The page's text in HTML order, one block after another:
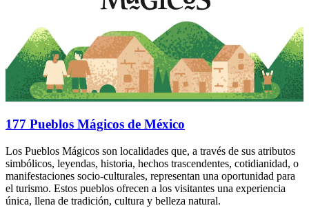
177 Pueblos Mágicos de México
Los Pueblos Mágicos son localidades que, a través de sus atributos
simbólicos, leyendas, historia, hechos trascendentes, cotidianidad, o
manifestaciones socio-culturales, representan una oportunidad para
el turismo. Estos pueblos ofrecen a los visitantes una experiencia
única, llena de tradición, cultura y belleza natural.